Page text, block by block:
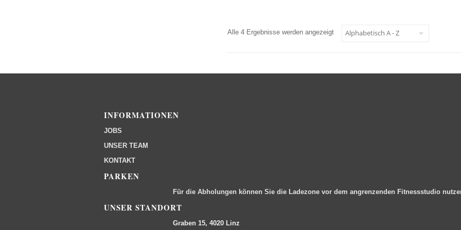
Alle 4 Ergebnisse werden angezeigt
INFORMATIONEN
JOBS
UNSER TEAM
KONTAKT
PARKEN
Für die Abholungen können Sie die Ladezone vor dem angrenzenden Fitnessstudio
UNSER STANDORT
Graben 15, 4020 Linz